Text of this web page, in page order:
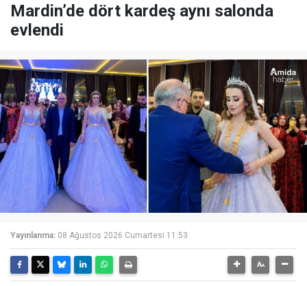
Mardin’de dört kardeş aynı salonda
evlendi
Yayınlanma: 08 Ağustos 2026 Cumartesi 11:53